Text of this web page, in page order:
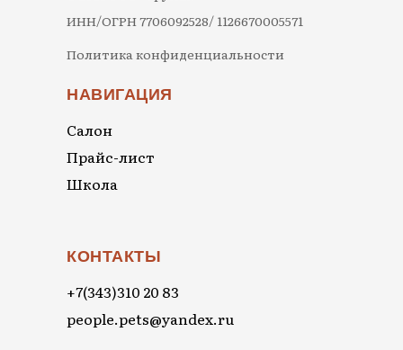
Политика конфиденциальности
НАВИГАЦИЯ
Салон
Прайс-лист
Школа
КОНТАКТЫ
+7(343)310 20 83
people.pets@yandex.ru
ИНН/ОГРН 7706092528/ 1126670005571